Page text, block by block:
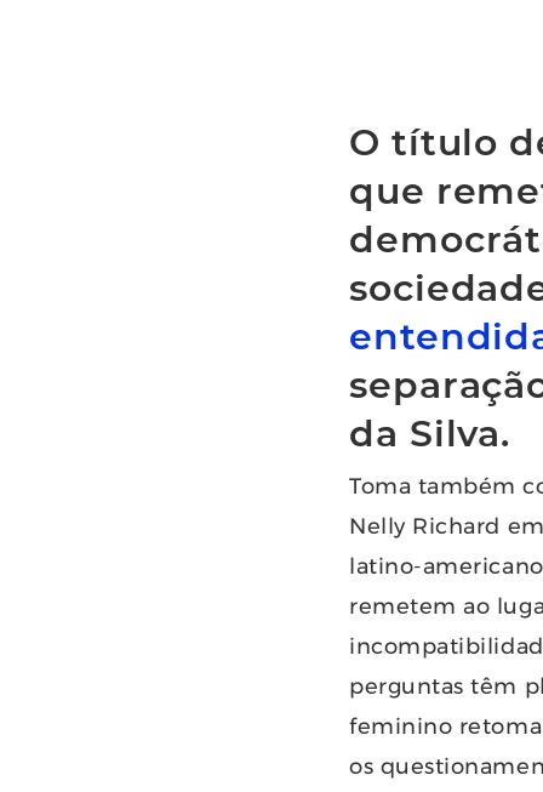
O título
que
da Silva.
Toma também
Nelly Richard
latino-
remetem ao
perguntas têm
feminino retoma
os